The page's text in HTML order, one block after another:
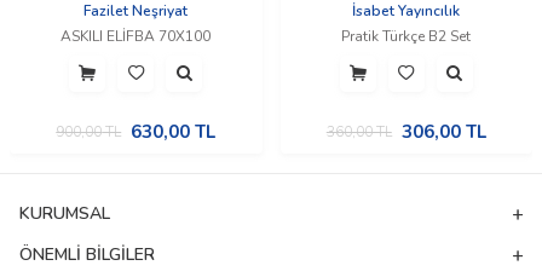
Fazilet Neşriyat
ASKILI ELİFBA 70X100
900,00TL 630,00 TL
İsabet Yayıncılık
Pratik Türkçe B2 Set
360,00TL 306,00TL
KURUMSAL
ÖNEMLI BILGILER